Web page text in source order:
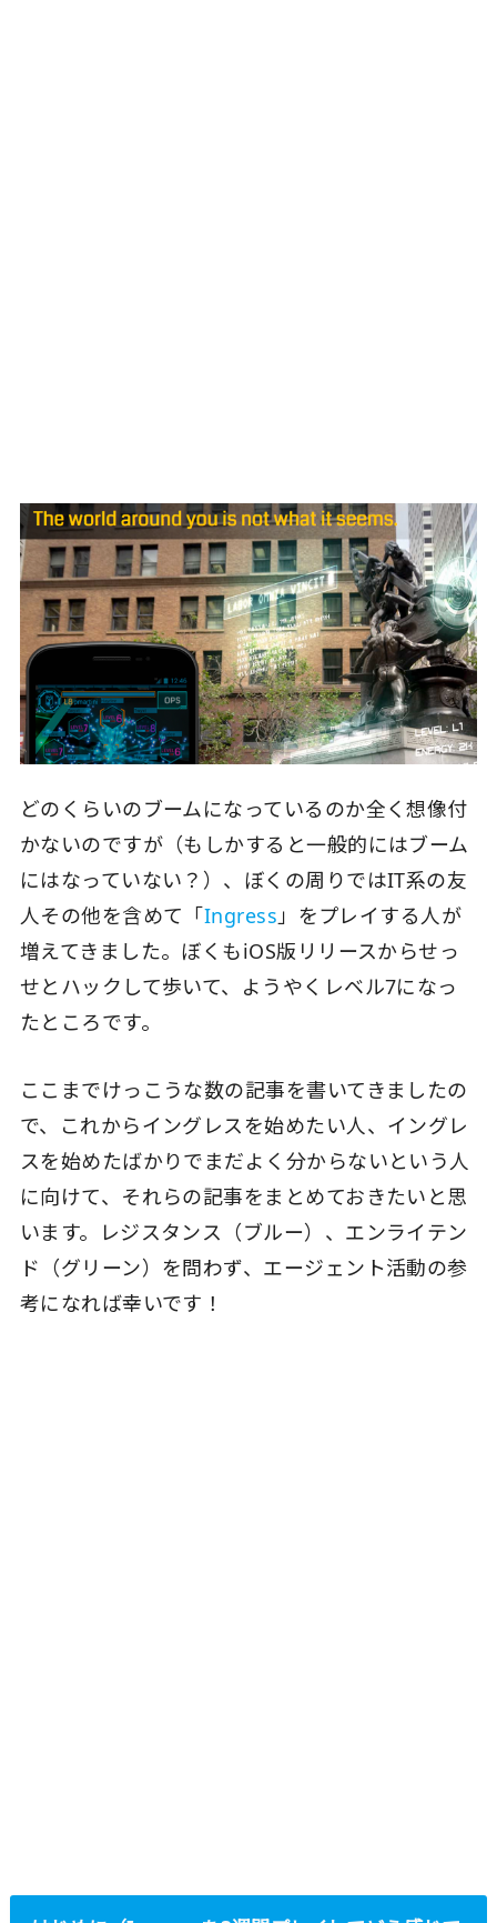
どのくらいのブームになっているのか全く想像付
かないのですが（もしかすると一般的にはブーム
にはなっていない？）、ぼくの周りではIT系の友
人その他を含めて「Ingress」をプレイする人が
増えてきました。ぼくもiOS版リリースからせっ
せとハックして歩いて、ようやくレベル7になっ
たところです。
ここまでけっこうな数の記事を書いてきましたの
で、これからイングレスを始めたい人、イングレ
スを始めたばかりでまだよく分からないという人
に向けて、それらの記事をまとめておきたいと思
います。レジスタンス（ブルー）、エンライテン
ド（グリーン）を問わず、エージェント活動の参
考になれば幸いです！